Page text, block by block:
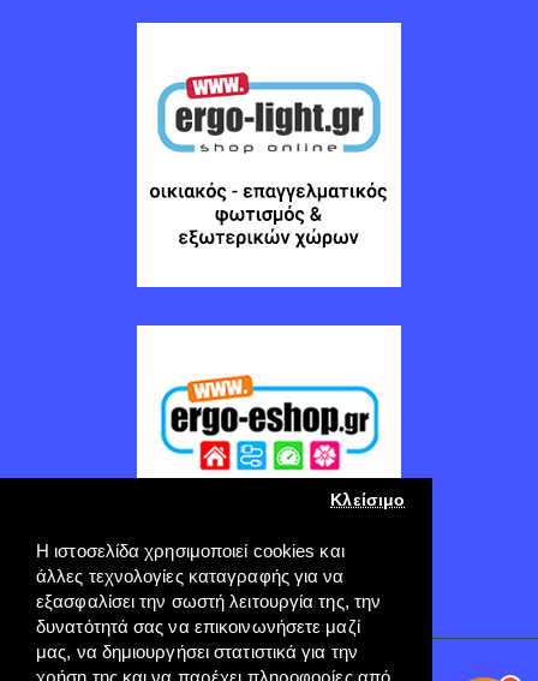
Η ιστοσελίδα χρησιμοποιεί cookies και
άλλες τεχνολογίες καταγραφής για να
εξασφαλίσει την σωστή λειτουργία της, την
δυνατότητά σας να επικοινωνήσετε μαζί
μας, να δημιουργήσει στατιστικά για την
Κλείσιμο